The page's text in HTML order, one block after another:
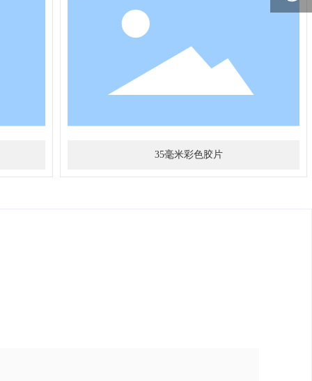
35毫米彩色胶片